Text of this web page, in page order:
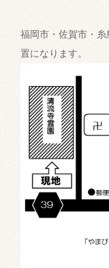
福岡市・佐賀市・
置になります。